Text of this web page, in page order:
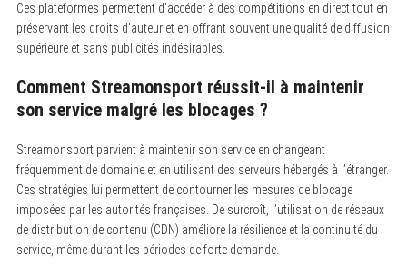
Ces plateformes permettent d’accéder à des compétitions en direct tout en
préservant les droits d’auteur et en offrant souvent une qualité de diffusion
supérieure et sans publicités indésirables.
Comment Streamonsport réussit-il à maintenir
son service malgré les blocages ?
Streamonsport parvient à maintenir son service en changeant
fréquemment de domaine et en utilisant des serveurs hébergés à l’étranger.
Ces stratégies lui permettent de contourner les mesures de blocage
imposées par les autorités françaises. De surcroît, l’utilisation de réseaux
de distribution de contenu (CDN) améliore la résilience et la continuité du
service, même durant les périodes de forte demande.